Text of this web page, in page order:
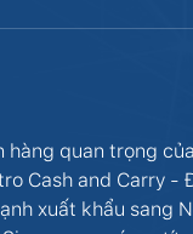
hàng quan trọng
Cash and Carry -
xuất khẩu sang